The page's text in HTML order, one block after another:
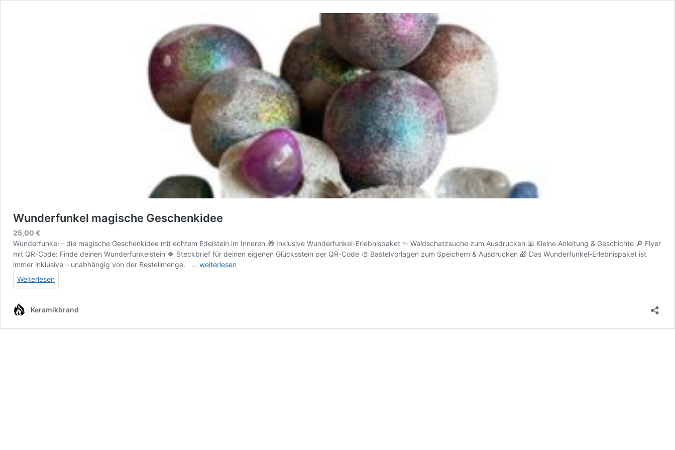
Wunderfunkel magische Geschenkidee
25,00 €
Wunderfunkel – die magische Geschenkidee mit echtem Edelstein im Inneren 🎁 Inklusive Wunderfunkel-Erlebnispaket ✨ Waldschatzsuche zum Ausdrucken 📖 Kleine Anleitung & Geschichte 🔎 Flyer
mit QR-Code: Finde deinen Wunderfunkelstein 🍀 Steckbrief für deinen eigenen Glücksstein per QR-Code 🎨 Bastelvorlagen zum Speichern & Ausdrucken 🎁 Das Wunderfunkel-Erlebnispaket ist
immer inklusive – unabhängig von der Bestellmenge. … Wunderfunkel
weiterlesen
Weiterlesen
Keramikbrand